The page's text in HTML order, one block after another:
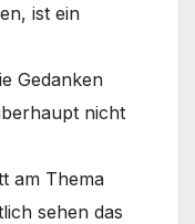
ist ein
Gedanken
nicht
am Thema
sehen das